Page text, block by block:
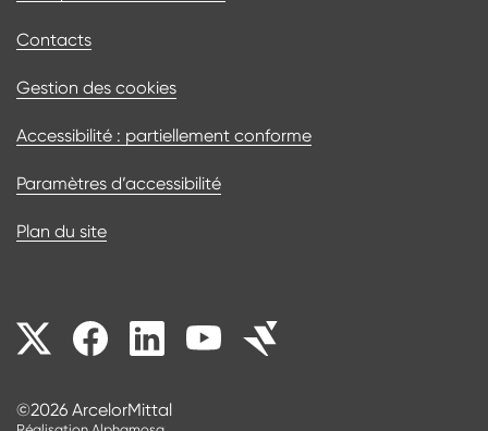
Contacts
Gestion des cookies
Accessibilité : partiellement conforme
Paramètres d’accessibilité
Plan du site
Nos réseaux sociaux
©2026 ArcelorMittal